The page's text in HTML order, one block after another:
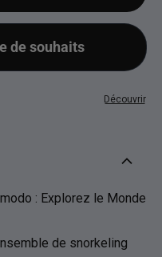
: Explorez le Monde
de snorkeling